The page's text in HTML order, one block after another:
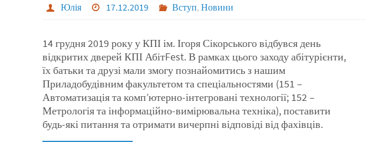
Юлія 17.12.2019 Вступ,Новини
14 грудня 2019 року у КПІ ім. Ігоря Сікорського відбувся день
відкритих дверей КПІ АбітFest. В рамках цього заходу абітурієнти,
їх батьки та друзі мали змогу познайомитись з нашим
Приладобудівним факультетом та спеціальностями (151 –
Автоматизація та комп’ютерно-інтегровані технології; 152 –
Метрологія та інформаційно-вимірювальна техніка), поставити
будь-які питання та отримати вичерпні відповіді від фахівців.